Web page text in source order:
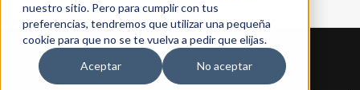
nuestro sitio. Pero para cumplir con tus
preferencias, tendremos que utilizar una pequeña
cookie para que no se te vuelva a pedir que elijas.
Aceptar
No aceptar
Home / Sinergias empresariales junio 2026
PROGRAMAS